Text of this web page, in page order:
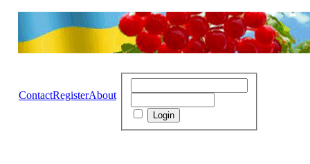
ContactRegisterAbout